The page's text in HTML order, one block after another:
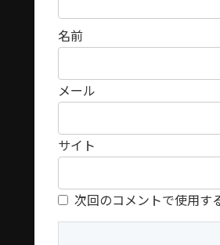
名前
メール
サイト
次回のコメントで使用す